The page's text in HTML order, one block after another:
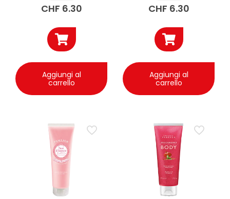
CHF 6.30
Aggiungi al
carrello
CHF 6.30
Aggiungi al
carrello